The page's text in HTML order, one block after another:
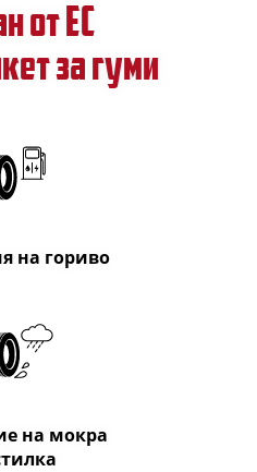
от ЕС
за гуми
на гориво
на мокра